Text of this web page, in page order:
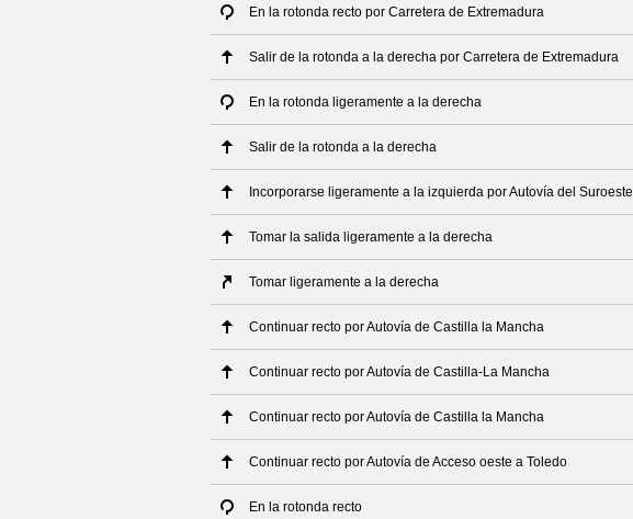
En la rotonda recto por Carretera de Extremadura
Salir de la rotonda a la derecha por Carretera de Extremadura
En la rotonda ligeramente a la derecha
Salir de la rotonda a la derecha
Incorporarse ligeramente a la izquierda por Autovía del Suroeste
Tomar la salida ligeramente a la derecha
Tomar ligeramente a la derecha
Continuar recto por Autovía de Castilla la Mancha
Continuar recto por Autovía de Castilla-La Mancha
Continuar recto por Autovía de Castilla la Mancha
Continuar recto por Autovía de Acceso oeste a Toledo
En la rotonda recto